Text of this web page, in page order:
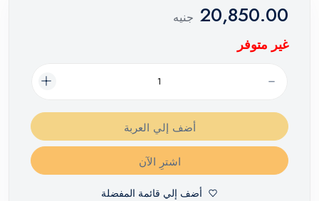
20,850.00 جنيه
غير متوفر
أضف إلي العربة
اشترِ الآن
أضف إلي قائمة المفضلة